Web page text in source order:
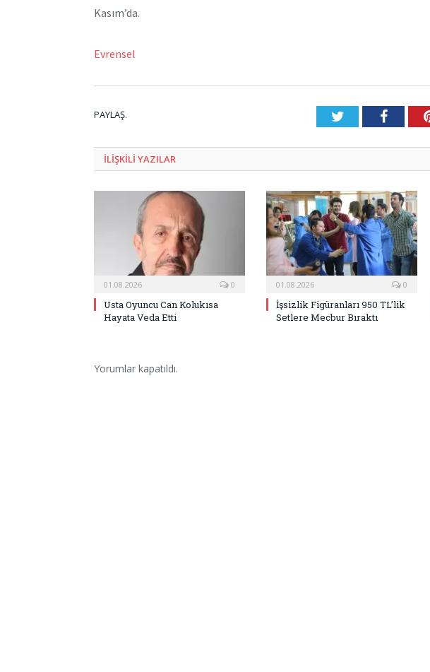
Kasım’da.
Evrensel
PAYLAŞ. Twitter
ILIŞKILI YAZILAR
01.08.2026 0
Usta Oyuncu Can Kolukısa
Hayata Veda Etti
01.08.2026 0
İşsizlik Figüranları 950 TL’lik
Setlere Mecbur Bıraktı
Yorumlar kapatıldı.